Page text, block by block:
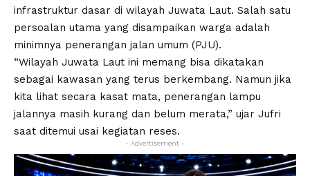
infrastruktur dasar di wilayah Juwata Laut. Salah satu
persoalan utama yang disampaikan warga adalah
minimnya penerangan jalan umum (PJU).
“Wilayah Juwata Laut ini memang bisa dikatakan
sebagai kawasan yang terus berkembang. Namun jika
kita lihat secara kasat mata, penerangan lampu
jalannya masih kurang dan belum merata,” ujar Jufri
saat ditemui usai kegiatan reses.
- Advertisement -